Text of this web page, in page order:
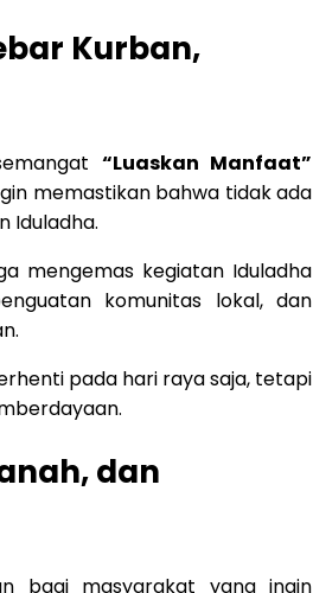
Kurban,
“Luaskan Manfaat”
memastikan bahwa tidak ada
Iduladha.
mengemas kegiatan Iduladha
komunitas lokal, dan
pada hari raya saja, tetapi
dan
bagi masyarakat yang ingin